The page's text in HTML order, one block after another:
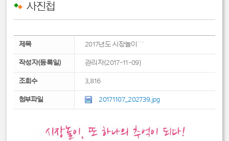
사진첩
제목 2017년도 시장놀이^^
작성자(등록일) 관리자(2017-11-09)
조회수 3,816
첨부파일 20171107_202739.jpg